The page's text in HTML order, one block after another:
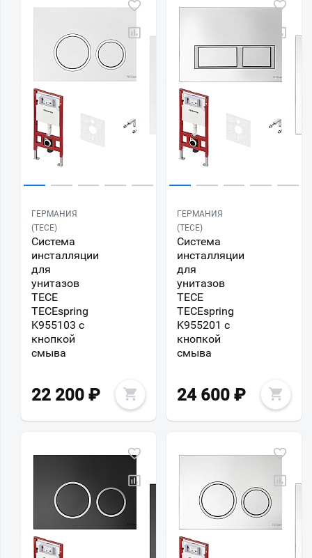
ГЕРМАНИЯ
(TECE)
Система
инсталляции
для
унитазов
TECE
TECEspring
K955103 с
кнопкой
смыва
22 200 ₽
ГЕРМАНИЯ
(TECE)
Система
инсталляции
для
унитазов
TECE
TECEspring
K955201 с
кнопкой
смыва
24 600 ₽